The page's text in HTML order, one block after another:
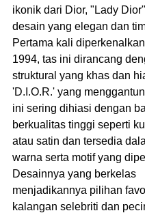
ikonik dari Dior, "Lady
desain yang elegan dan
Pertama kali
1994, tas ini dirancang
struktural yang khas dan
'D.I.O.R.' yang
ini sering dihiasi dengan
berkualitas tinggi seperti
atau satin dan tersedia
warna serta motif yang
Desainnya yang berkelas
menjadikannya pilihan
kalangan selebriti dan